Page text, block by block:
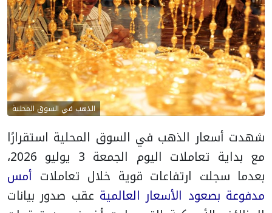
الذهب في السوق المحلية
شهدت أسعار الذهب في السوق المحلية استقرارًا
مع بداية تعاملات اليوم الجمعة 3 يوليو 2026،
بعدما سجلت ارتفاعات قوية خلال تعاملات أمس
مدفوعة بصعود الأسعار العالمية عقب صدور بيانات